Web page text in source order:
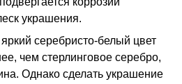
украшения.
яркий серебристо-белый цвет
чем стерлинговое серебро,
Однако сделать украшение